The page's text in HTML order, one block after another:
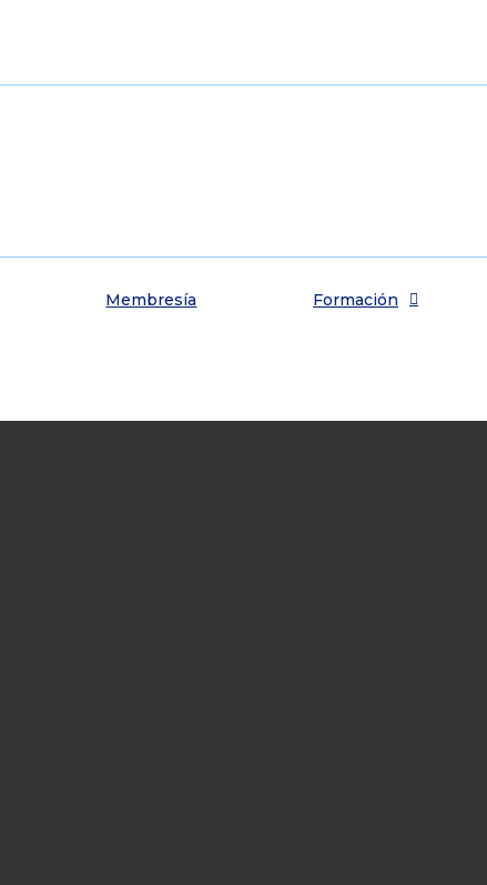
Membresía Formación